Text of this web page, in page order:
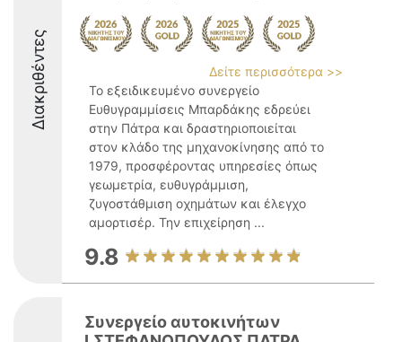
Διακριθέντες
Δείτε περισσότερα >>
Το εξειδικευμένο συνεργείο
Ευθυγραμμίσεις Μπαρδάκης εδρεύει
στην Πάτρα και δραστηριοποιείται
στον κλάδο της μηχανοκίνησης από το
1979, προσφέροντας υπηρεσίες όπως
γεωμετρία, ευθυγράμμιση,
ζυγοστάθμιση οχημάτων και έλεγχο
αμορτισέρ. Την επιχείρηση ...
9.8
Συνεργείο αυτοκινήτων